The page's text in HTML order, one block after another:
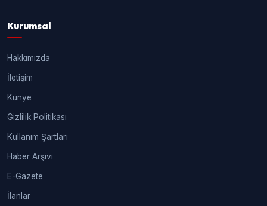
Kurumsal
Hakkımızda
İletişim
Künye
Gizlilik Politikası
Kullanım Şartları
Haber Arşivi
E-Gazete
İlanlar